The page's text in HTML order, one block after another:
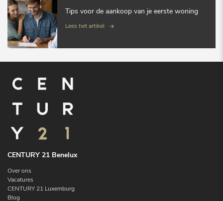
Tips voor de aankoop van je eerste woning
Lees het artikel
CENTURY 21 Benelux
Over ons
Vacatures
CENTURY 21 Luxemburg
Blog